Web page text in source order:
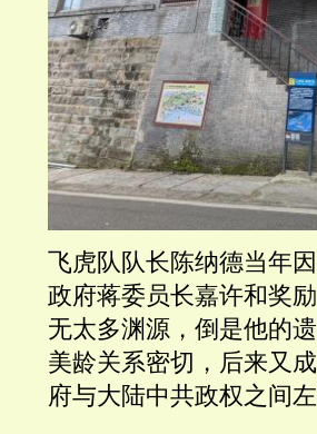
飞虎队队长陈纳德当年
政府蒋委员长嘉许和奖
无太多渊源，倒是他的
美龄关系密切，后来又
府与大陆中共政权之间